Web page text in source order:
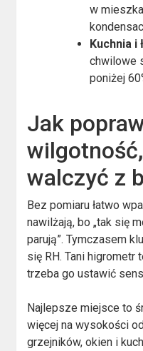
w
Kuchnia i
chwilowe
poniżej
Jak
walczyć z
Bez pomiaru łatwo
nawilżają, bo „tak się
parują”. Tymczasem
się RH. Tani higrometr
trzeba go ustawić
Najlepsze miejsce to
więcej na wysokości
grzejników, okien i